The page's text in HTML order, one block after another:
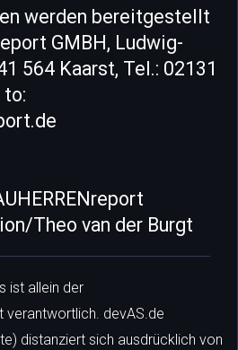
werden bereitgestellt
GMBH, Ludwig-
564 Kaarst, Tel.: 02131
Theo van der Burgt
ist allein der
devAS.de
distanziert sich ausdrücklich von